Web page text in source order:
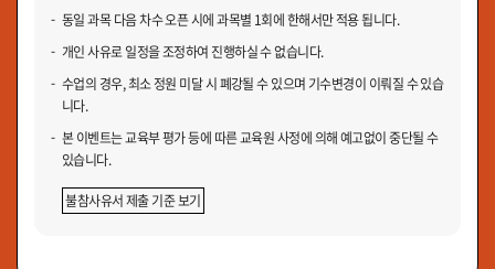
동일 과목 다음 차수 오픈 시에 과목별 1회에 한해서만 적용 됩니다.
개인 사유로 일정을 조정하여 진행하실 수 없습니다.
수업의 경우, 최소 정원 미달 시 폐강될 수 있으며 기수변경이 이뤄질 수 있습
니다.
본 이벤트는 교육부 평가 등에 따른 교육원 사정에 의해 예고없이 중단될 수
있습니다.
불참사유서 제출 기준 보기